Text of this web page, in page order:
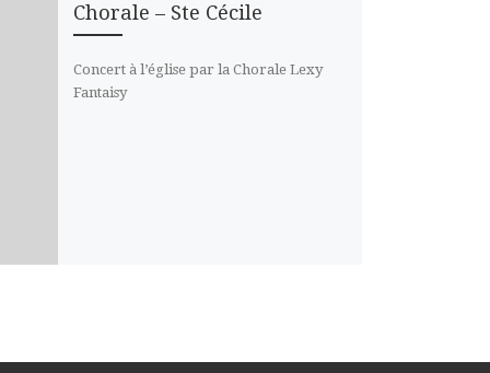
Chorale – Ste Cécile
Concert à l’église par la Chorale Lexy
Fantaisy